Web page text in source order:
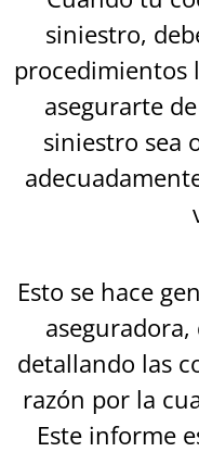
siniestro,
procedimientos
asegurarte
siniestro sea
Esto se hace
detallando las
razón por la
Este informe